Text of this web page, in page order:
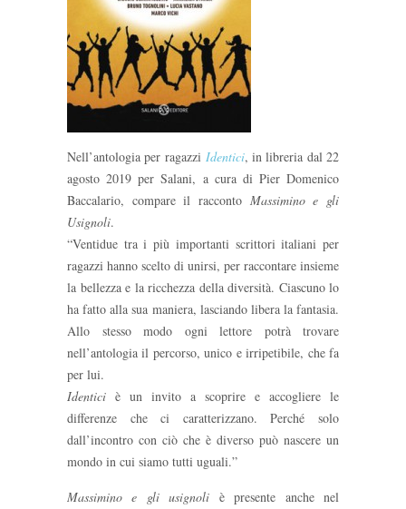
Nell’antologia per ragazzi Identici, in libreria dal 22
agosto 2019 per Salani, a cura di Pier Domenico
Baccalario, compare il racconto Massimino e gli
Usignoli.
“Ventidue tra i più importanti scrittori italiani per
ragazzi hanno scelto di unirsi, per raccontare insieme
la bellezza e la ricchezza della diversità. Ciascuno lo
ha fatto alla sua maniera, lasciando libera la fantasia.
Allo stesso modo ogni lettore potrà trovare
nell’antologia il percorso, unico e irripetibile, che fa
per lui.
Identici è un invito a scoprire e accogliere le
differenze che ci caratterizzano. Perché solo
dall’incontro con ciò che è diverso può nascere un
mondo in cui siamo tutti uguali.”
Massimino e gli usignoli è presente anche nel